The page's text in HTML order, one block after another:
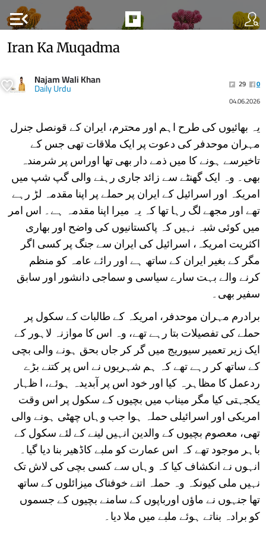
menu_open
Iran Ka Muqadma
Najam Wali Khan
Daily Urdu 29
0
04.06.2026
یہ بھائیوں کی طرح اہم اور محترم، ایران کے قونصل جنرل
مہران موحدفر کی دعوت پر ایک ملاقات تھی جس کے
تاخیرسے ہونے کا میں ذمے دار بھی تھا اوراس پر شرمندہ
بھی۔ وہ ایک گھنٹے سے زائد جاری رہنے والی گپ شپ میں
امریکہ اور اسرائیل کے ایران پر حملے پر اپنا مقدمہ لڑ رہے
تھے اور مجھے لگ رہا تھا کہ یہ میرا اپنا مقدمہ ہے۔ اس امر
میں کوئی شبہ نہیں کہ پاکستانیوں کی واضح اور بھاری
اکثریت امریکہ، اسرائیل کی ایران سے جنگ پر کسی اگر
مگر کے بغیر ایران کے ساتھ ہے اور رائے عامہ کو منظم
کرنے والے بہت سارے سیاسی و سماجی دانشور اور سابق
سفیر بھی۔
برادرم مہران موحدفر، امریکہ کے طالبات کے سکول پر
حملے کی تفصیلات بتا رہے تھے، وہ اس کا موازنہ لاہور کے
ایک زیر تعمیر سیوریج میں گر کر جاں بحق ہونے والی بچی
کے ساتھ کر رہے تھے کہ ہم شہریوں نے اس پر کتنے بڑے
ردعمل کا مظاہرہ کیا اور خود اس پر آبدیدہ ہوئے، ا ظہار
یکجہتی کیا مگر میناب میں بچیوں کے سکول پر اس وقت
امریکی اور اسرائیلی حملہ ہوا جب وہاں چھٹی ہونے والی
تھی، معصوم بچیوں کے والدین انہیں لینے کے لئے سکول کے
باہر موجود تھے کہ اس عمارت کو ملبے کاڈھیر بنا دیا گیا۔
انہوں نے انکشاف کیا کہ وہاں سے کسی بچی کی لاش تک
نہیں ملی کیونکہ وہ حملہ اتنے خوفناک میزائلوں کے ساتھ
تھا جنہوں نے ماؤں اورباپوں کے سامنے بچیوں کے جسموں
کو برادہ بناتے ہوئے ملبے میں ملا دیا۔